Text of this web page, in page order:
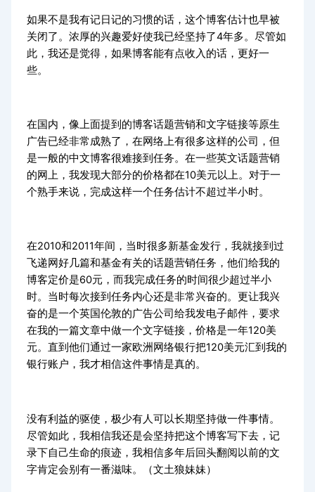
如果不是我有记日记的习惯的话，这个博客估计也早被
关闭了。浓厚的兴趣爱好使我已经坚持了4年多。尽管如
此，我还是觉得，如果博客能有点收入的话，更好一
些。
在国内，像上面提到的博客话题营销和文字链接等原生
广告已经非常成熟了，在网络上有很多这样的公司，但
是一般的中文博客很难接到任务。在一些英文话题营销
的网上，我发现大部分的价格都在10美元以上。对于一
个熟手来说，完成这样一个任务估计不超过半小时。
在2010和2011年间，当时很多新基金发行，我就接到过
飞递网好几篇和基金有关的话题营销任务，他们给我的
博客定价是60元，而我完成任务的时间很少超过半小
时。当时每次接到任务内心还是非常兴奋的。更让我兴
奋的是一个英国伦敦的广告公司给我发电子邮件，要求
在我的一篇文章中做一个文字链接，价格是一年120美
元。直到他们通过一家欧洲网络银行把120美元汇到我的
银行账户，我才相信这件事情是真的。
没有利益的驱使，极少有人可以长期坚持做一件事情。
尽管如此，我相信我还是会坚持把这个博客写下去，记
录下自己生命的痕迹，我相信多年后回头翻阅以前的文
字肯定会别有一番滋味。（文土狼妹妹）